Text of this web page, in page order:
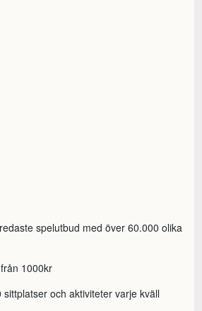
spelutbud med över 60.000 olika
1000kr
och aktiviteter varje kväll